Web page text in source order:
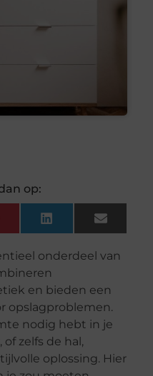
op:
LinkedInEmail
onderdeel van
en bieden een
opslagproblemen.
nodig hebt in je
zelfs de hal,
oplossing. Hier